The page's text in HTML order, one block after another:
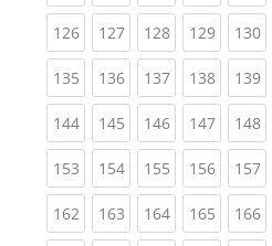
126(current)
127(current)
128(current)
129(current)
130
135(current)
136(current)
137(current)
138(current)
139
144(current)
145(current)
146(current)
147(current)
148
153(current)
154(current)
155(current)
156(current)
157
162(current)
163(current)
164(current)
165(current)
166